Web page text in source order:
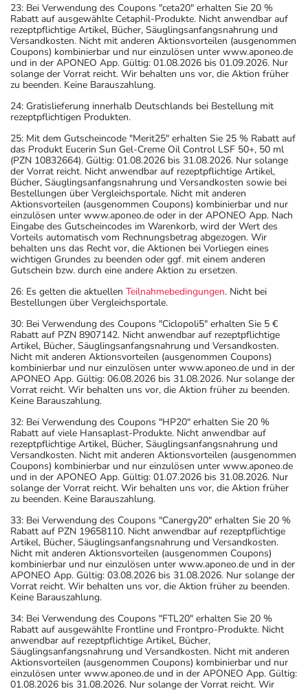
23: Bei Verwendung des Coupons "ceta20" erhalten Sie 20 %
Rabatt auf ausgewählte Cetaphil-Produkte. Nicht anwendbar auf
rezeptpflichtige Artikel, Bücher, Säuglingsanfangsnahrung und
Versandkosten. Nicht mit anderen Aktionsvorteilen (ausgenommen
Coupons) kombinierbar und nur einzulösen unter www.aponeo.de
und in der APONEO App. Gültig: 01.08.2026 bis 01.09.2026. Nur
solange der Vorrat reicht. Wir behalten uns vor, die Aktion früher
zu beenden. Keine Barauszahlung.
24: Gratislieferung innerhalb Deutschlands bei Bestellung mit
rezeptpflichtigen Produkten.
25: Mit dem Gutscheincode "Merit25" erhalten Sie 25 % Rabatt auf
das Produkt Eucerin Sun Gel-Creme Oil Control LSF 50+, 50 ml
(PZN 10832664). Gültig: 01.08.2026 bis 31.08.2026. Nur solange
der Vorrat reicht. Nicht anwendbar auf rezeptpflichtige Artikel,
Bücher, Säuglingsanfangsnahrung und Versandkosten sowie bei
Bestellungen über Vergleichsportale. Nicht mit anderen
Aktionsvorteilen (ausgenommen Coupons) kombinierbar und nur
einzulösen unter www.aponeo.de oder in der APONEO App. Nach
Eingabe des Gutscheincodes im Warenkorb, wird der Wert des
Vorteils automatisch vom Rechnungsbetrag abgezogen. Wir
behalten uns das Recht vor, die Aktionen bei Vorliegen eines
wichtigen Grundes zu beenden oder ggf. mit einem anderen
Gutschein bzw. durch eine andere Aktion zu ersetzen.
26: Es gelten die aktuellen Teilnahmebedingungen. Nicht bei
Bestellungen über Vergleichsportale.
30: Bei Verwendung des Coupons "Ciclopoli5" erhalten Sie 5 €
Rabatt auf PZN 8907142. Nicht anwendbar auf rezeptpflichtige
Artikel, Bücher, Säuglingsanfangsnahrung und Versandkosten.
Nicht mit anderen Aktionsvorteilen (ausgenommen Coupons)
kombinierbar und nur einzulösen unter www.aponeo.de und in der
APONEO App. Gültig: 06.08.2026 bis 31.08.2026. Nur solange der
Vorrat reicht. Wir behalten uns vor, die Aktion früher zu beenden.
Keine Barauszahlung.
32: Bei Verwendung des Coupons "HP20" erhalten Sie 20 %
Rabatt auf viele Hansaplast-Produkte. Nicht anwendbar auf
rezeptpflichtige Artikel, Bücher, Säuglingsanfangsnahrung und
Versandkosten. Nicht mit anderen Aktionsvorteilen (ausgenommen
Coupons) kombinierbar und nur einzulösen unter www.aponeo.de
und in der APONEO App. Gültig: 01.07.2026 bis 31.08.2026. Nur
solange der Vorrat reicht. Wir behalten uns vor, die Aktion früher
zu beenden. Keine Barauszahlung.
33: Bei Verwendung des Coupons "Canergy20" erhalten Sie 20 %
Rabatt auf PZN 19658110. Nicht anwendbar auf rezeptpflichtige
Artikel, Bücher, Säuglingsanfangsnahrung und Versandkosten.
Nicht mit anderen Aktionsvorteilen (ausgenommen Coupons)
kombinierbar und nur einzulösen unter www.aponeo.de und in der
APONEO App. Gültig: 03.08.2026 bis 31.08.2026. Nur solange der
Vorrat reicht. Wir behalten uns vor, die Aktion früher zu beenden.
Keine Barauszahlung.
34: Bei Verwendung des Coupons "FTL20" erhalten Sie 20 %
Rabatt auf ausgewählte Frontline und Frontpro-Produkte. Nicht
anwendbar auf rezeptpflichtige Artikel, Bücher,
Säuglingsanfangsnahrung und Versandkosten. Nicht mit anderen
Aktionsvorteilen (ausgenommen Coupons) kombinierbar und nur
einzulösen unter www.aponeo.de und in der APONEO App. Gültig:
01.08.2026 bis 31.08.2026. Nur solange der Vorrat reicht. Wir